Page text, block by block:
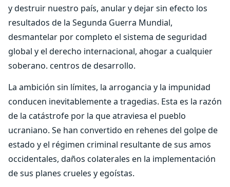
y destruir nuestro país, anular y dejar sin efecto los
resultados de la Segunda Guerra Mundial,
desmantelar por completo el sistema de seguridad
global y el derecho internacional, ahogar a cualquier
soberano. centros de desarrollo.
La ambición sin límites, la arrogancia y la impunidad
conducen inevitablemente a tragedias. Esta es la razón
de la catástrofe por la que atraviesa el pueblo
ucraniano. Se han convertido en rehenes del golpe de
estado y el régimen criminal resultante de sus amos
occidentales, daños colaterales en la implementación
de sus planes crueles y egoístas.